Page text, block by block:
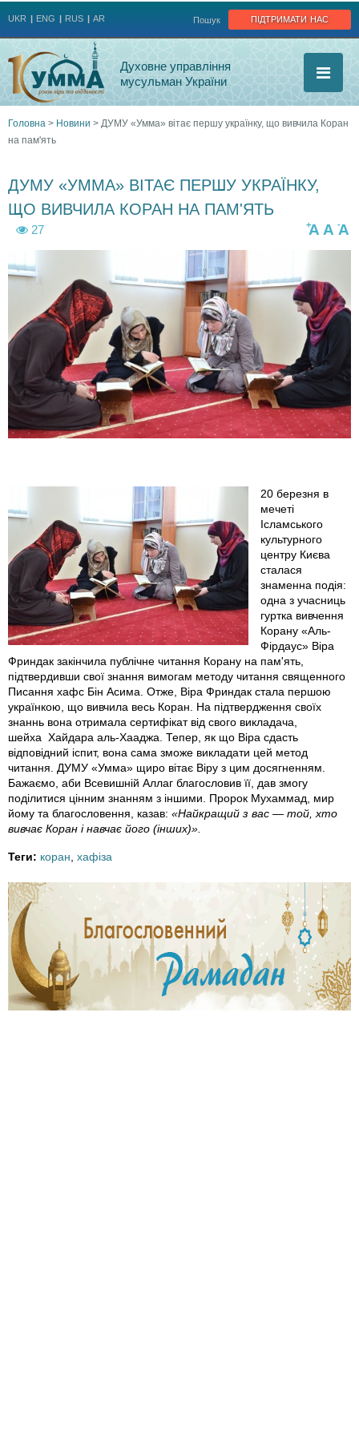
підтримати нас
Пошук
UKR ENG RUS AR
Духовне управління
мусульман України
Ви
тут
Головна > Новини > ДУМУ «Умма» вітає першу українку, що вивчила Коран
на пам'ять
ДУМУ «УММА» ВІТАЄ ПЕРШУ УКРАЇНКУ,
ЩО ВИВЧИЛА КОРАН НА ПАМ'ЯТЬ
27 -A
A
+A
y
n
_
t
_
r
a
n
_
l
l
m
s
l
m
t
20 березня в
мечеті
Ісламського
культурного
центру Києва
сталася
знаменна подія:
одна з учасниць
гуртка вивчення
Корану «Аль-
Фірдаус» Віра
Фриндак закінчила публічне читання Корану на пам'ять,
підтвердивши свої знання вимогам методу читання священного
Писання хафс Бін Асима. Отже, Віра Фриндак стала першою
українкою, що вивчила весь Коран. На підтвердження своїх
знаннь вона отримала сертифікат від свого викладача,
шейха Хайдара аль-Хааджа. Тепер, як що Віра сдасть
відповідний іспит, вона сама зможе викладати цей метод
читання. ДУМУ «Умма» щиро вітає Віру з цим досягненням.
Бажаємо, аби Всевишній Аллаг благословив її, дав змогу
поділитися цінним знанням з іншими. Пророк Мухаммад, мир
йому та благословення, казав: «Найкращий з вас — той, хто
вивчає Коран і навчає його (інших)».
Теги: коран хафіза